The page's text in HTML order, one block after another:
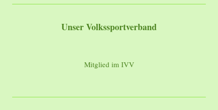
Unser Volkssportverband
Mitglied im IVV